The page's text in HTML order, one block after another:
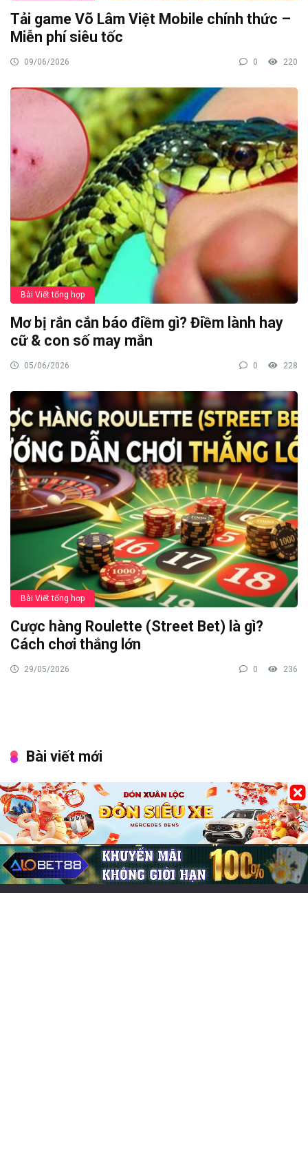
Tải game Võ Lâm Việt Mobile chính thức –
Miễn phí siêu tốc
09/06/2026 0 220
Bài Viết tổng hợp
Mơ bị rắn cắn báo điềm gì? Điềm lành hay
cữ & con số may mắn
05/06/2026 0 228
Bài Viết tổng hợp
Cược hàng Roulette (Street Bet) là gì?
Cách chơi thắng lớn
29/05/2026 0 236
Bài viết mới
Chơi game cung đấu mobile: Top 7 lựa chọn cuốn hút
Game đổi thẻ trên iOS hay, trải nghiệm chiến thuật cực
cuốn
Chơi game CF Mobile: Làm chủ chiến trường Crossfire
Legends